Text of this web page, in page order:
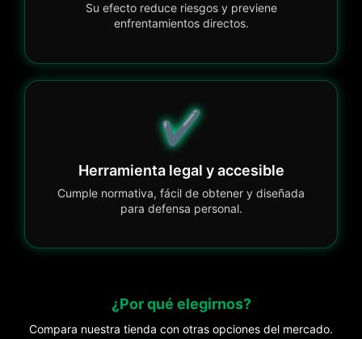
Su efecto reduce riesgos y previene
enfrentamientos directos.
✔️
Herramienta legal y accesible
Cumple normativa, fácil de obtener y diseñada
para defensa personal.
¿Por qué elegirnos?
Compara nuestra tienda con otras opciones del mercado.